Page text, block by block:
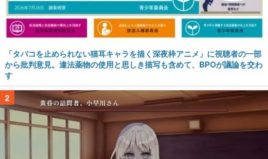
「タバコを止められない猫耳キャラを描く深夜枠アニメ」に視聴者の一部
から批判意見。違法薬物の使用と思しき描写も含めて、BPOが議論を交わ
す
2